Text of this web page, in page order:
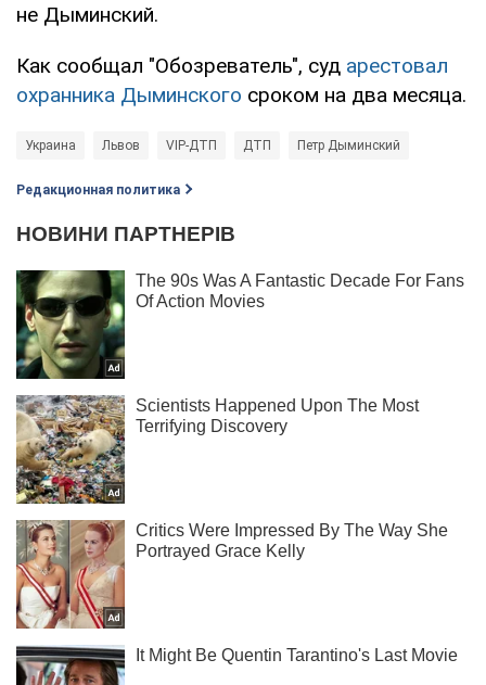
не Дыминский.
Как сообщал "Обозреватель", суд арестовал
охранника Дыминского сроком на два месяца.
Украина Львов VIP-ДТП ДТП Петр Дыминский
Редакционная политика